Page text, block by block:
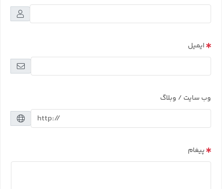
ایمیل
وب سایت / وبلاگ
پیغام